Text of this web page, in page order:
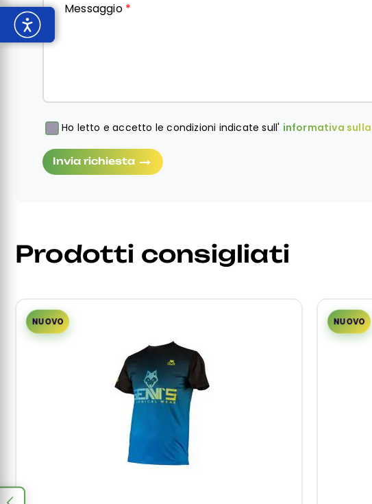
Messaggio *
Obbligatorio
Ho letto e accetto le condizioni indicate sull' informativa
Invia richiesta
Prodotti consigliati
NUOVO NUOVO